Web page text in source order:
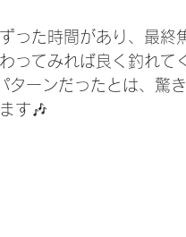
った時間があり、最終
ってみれば良く釣れて
ターンだったとは、驚
す🎶